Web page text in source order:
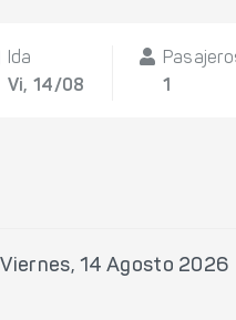
Ida
Vi, 14/08
1
Viernes, 14 Agosto 2026